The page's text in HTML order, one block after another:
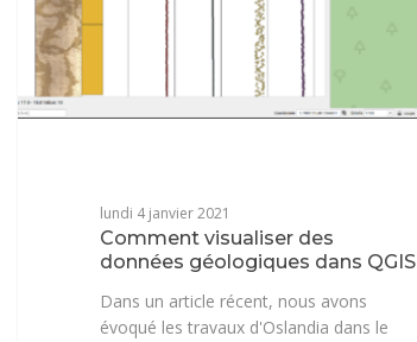
lundi 4 janvier 2021
Comment visualiser des
données géologiques dans QGIS
Dans un article récent, nous avons
évoqué les travaux d'Oslandia dans le